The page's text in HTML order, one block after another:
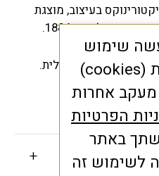
בעיצוב, מוצגת
ושל שנת 1884.
לבטיחות מקסימלית.
שימוש
בקבצי עוגיות (cookies)
מעקב אחרות
הפרטיות
באתר
לשימוש זה